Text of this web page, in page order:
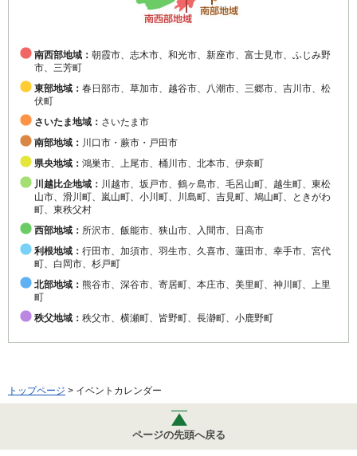
南西部地域： 朝霞市、志木市、和光市、新座市、富士見市、ふじみ野
市、三芳町
東部地域： 春日部市、草加市、越谷市、八潮市、三郷市、吉川市、松
伏町
さいたま地域： さいたま市
南部地域： 川口市・蕨市・戸田市
県央地域： 鴻巣市、上尾市、桶川市、北本市、伊奈町
川越比企地域： 川越市、坂戸市、鶴ヶ島市、毛呂山町、越生町、東松
山市、滑川町、嵐山町、小川町、川島町、吉見町、鳩山町、ときがわ
町、東秩父村
西部地域： 所沢市、飯能市、狭山市、入間市、日高市
利根地域： 行田市、加須市、羽生市、久喜市、蓮田市、幸手市、宮代
町、白岡市、杉戸町
北部地域： 熊谷市、深谷市、寄居町、本庄市、美里町、神川町、上里
町
秩父地域： 秩父市、横瀬町、皆野町、長瀞町、小鹿野町
トップページ > イベントカレンダー
ページの先頭へ戻る